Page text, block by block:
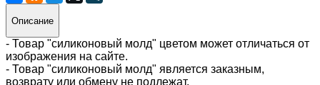
Описание
- Товар "силиконовый молд" цветом может отличаться от
изображения на сайте.
- Товар "силиконовый молд" является заказным,
возврату или обмену не подлежат.